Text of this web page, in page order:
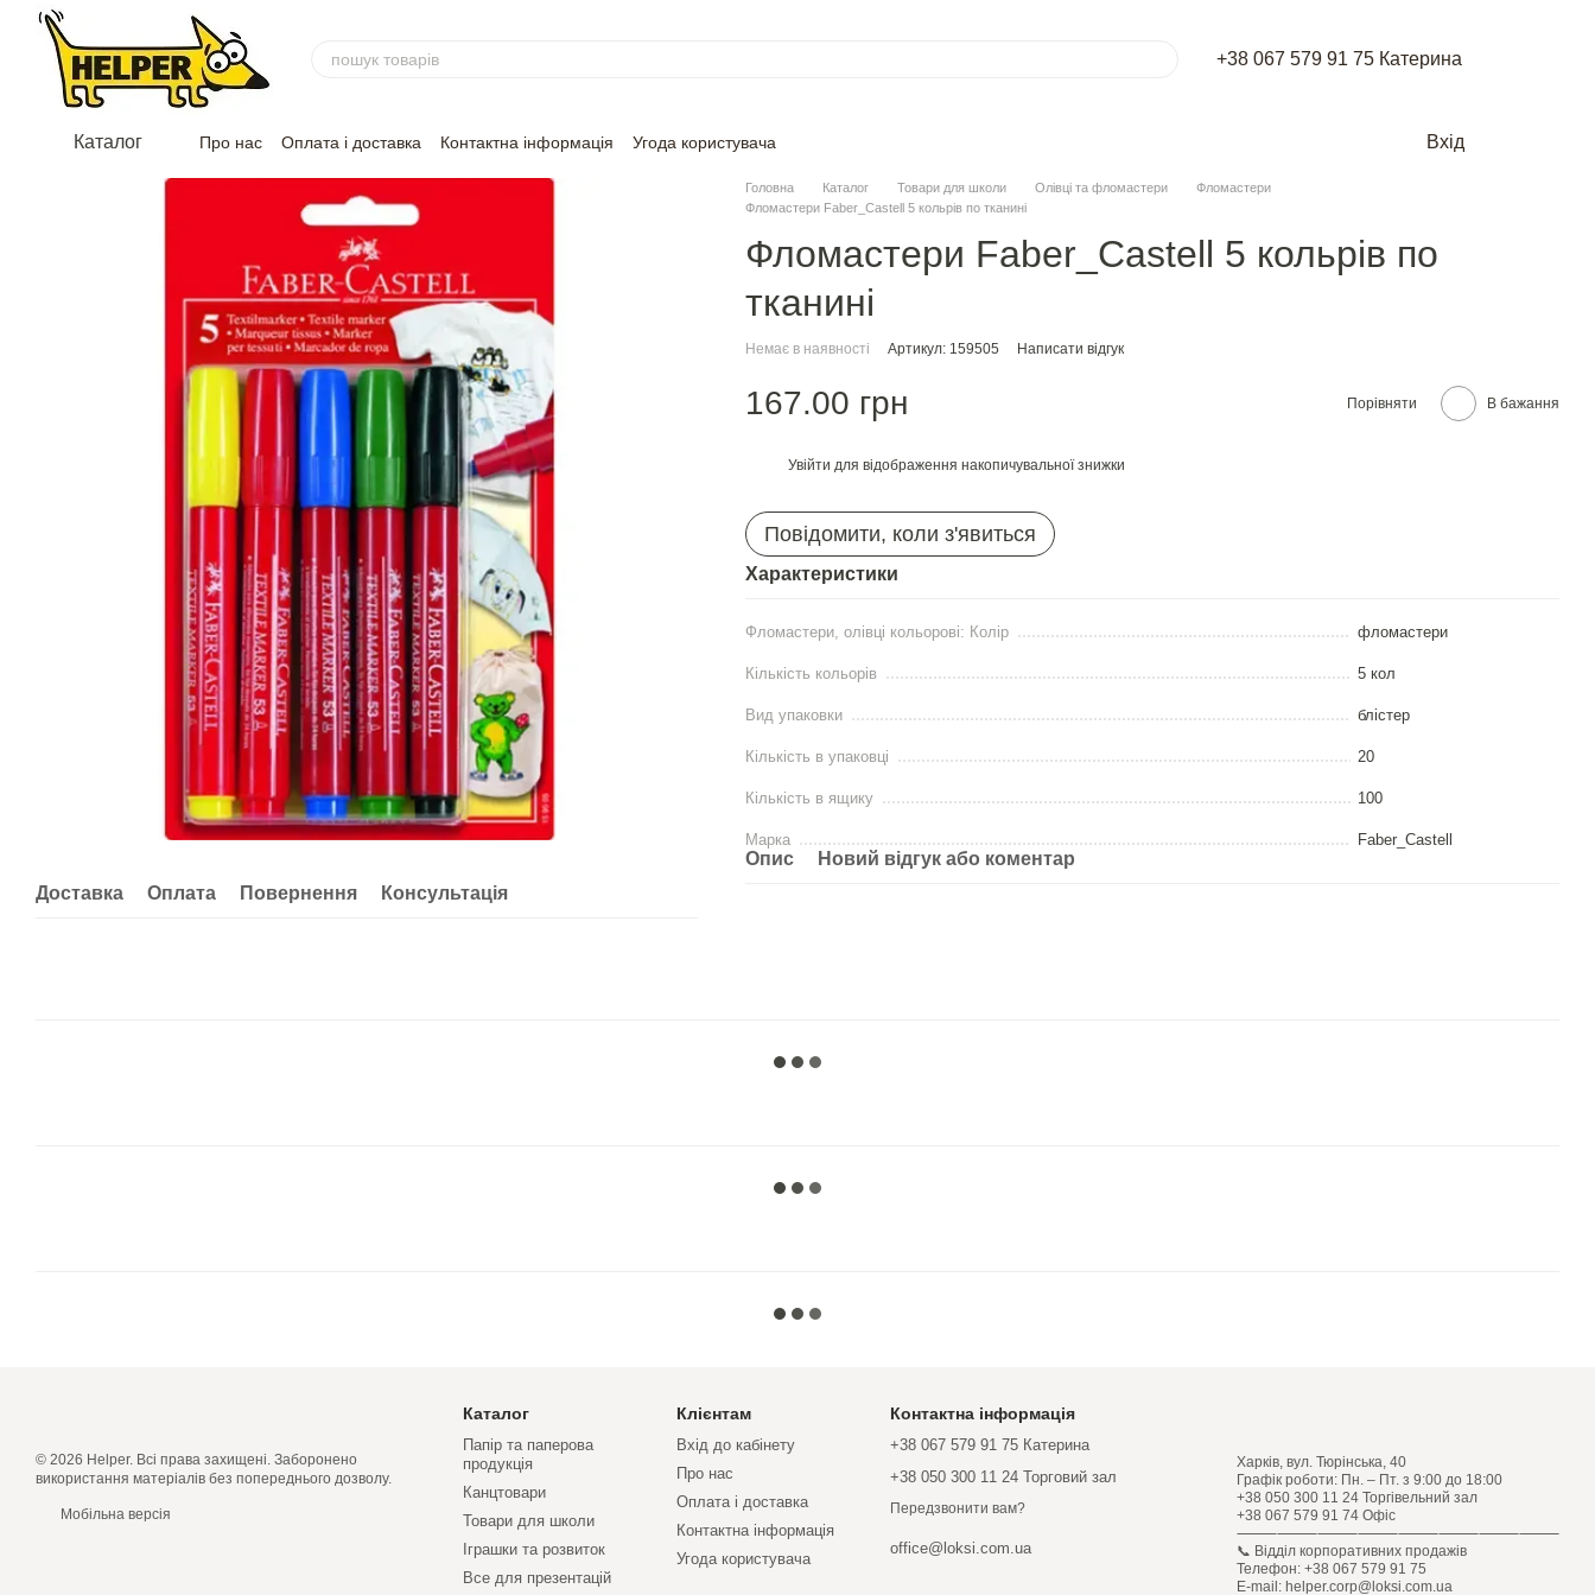
Перейти до основного контенту
+38 067 579 91 75 Катерина
Каталог Про нас Оплата і доставка Контактна інформація Угода користувача Вхід
Доставка Оплата Повернення Консультація
Головна Каталог Товари для школи Олівці та фломастери
Фломастери
Фломастери Faber_Castell 5 кольрів по тканині
Фломастери Faber_Castell 5 кольрів по
тканині
Немає в наявності Артикул: 159505 Написати відгук
167.00 грн Порівняти В бажання
Увійти для відображення накопичувальної знижки
Повідомити, коли з'явиться
Характеристики
Фломастери, олівці кольорові: Колір фломастери
Кількість кольорів 5 кол
Вид упаковки блістер
Кількість в упаковці 20
Кількість в ящику 100
Марка Faber_Castell
Опис Новий відгук або коментар
© 2026 Helper. Всі права захищені. Заборонено
використання матеріалів без попереднього дозволу.
Мобільна версія
Каталог
Папір та паперова
продукція
Канцтовари
Товари для школи
Іграшки та розвиток
Все для презентацій
Клієнтам
Вхід до кабінету
Про нас
Оплата і доставка
Контактна інформація
Угода користувача
Контактна інформація
+38 067 579 91 75 Катерина
+38 050 300 11 24 Торговий зал
Передзвонити вам?
office@loksi.com.ua
Харків, вул. Тюрінська, 40
Графік роботи: Пн. – Пт. з 9:00 до 18:00
+38 050 300 11 24 Торгівельний зал
+38 067 579 91 74 Офіс
⸻⸻⸻⸻⸻⸻⸻⸻
📞 Відділ корпоративних продажів
Телефон: +38 067 579 91 75
E-mail: helper.corp@loksi.com.ua